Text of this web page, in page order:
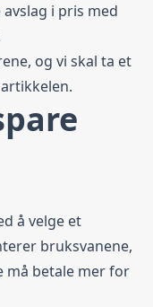
i pris med
og vi skal ta et
å velge et
bruksvanene,
må betale mer for